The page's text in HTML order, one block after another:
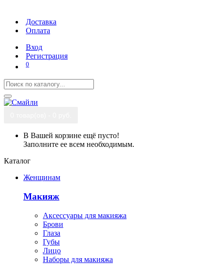
Доставка
Оплата
Вход
Регистрация
0
В Вашей корзине ещё пусто!
Заполните ее всем необходимым.
Каталог
Женщинам
Макияж
Аксессуары для макияжа
Брови
Глаза
Губы
Лицо
Наборы для макияжа